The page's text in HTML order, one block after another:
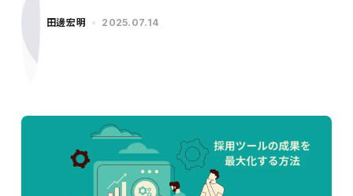
田邊宏明 2025.07.14